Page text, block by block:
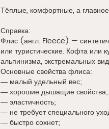
Тёплые, комфортные, а
Справка:
Флис (англ. Fleece) —
или туристические. Кофта или
альпинизма, экстремальных
Основные свойства флиса:
― малый удельный вес;
― хорошие дышащие свойства;
― эластичность;
― не требует специального
― быстро сохнет;